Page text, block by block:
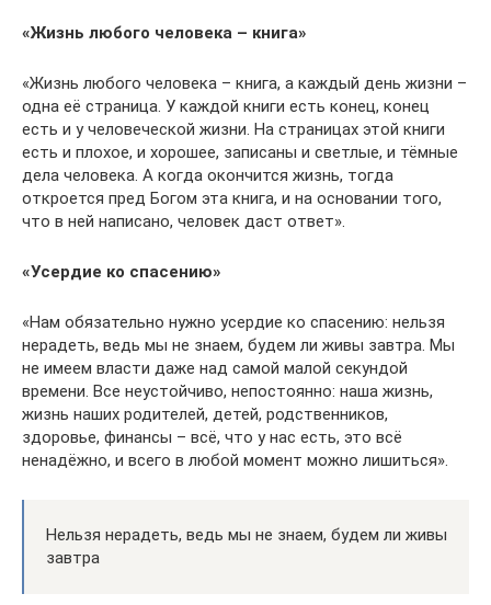
«Жизнь любого человека – книга»
«Жизнь любого человека – книга, а каждый день жизни –
одна её страница. У каждой книги есть конец, конец
есть и у человеческой жизни. На страницах этой книги
есть и плохое, и хорошее, записаны и светлые, и тёмные
дела человека. А когда окончится жизнь, тогда
откроется пред Богом эта книга, и на основании того,
что в ней написано, человек даст ответ».
«Усердие ко спасению»
«Нам обязательно нужно усердие ко спасению: нельзя
нерадеть, ведь мы не знаем, будем ли живы завтра. Мы
не имеем власти даже над самой малой секундой
времени. Все неустойчиво, непостоянно: наша жизнь,
жизнь наших родителей, детей, родственников,
здоровье, финансы – всё, что у нас есть, это всё
ненадёжно, и всего в любой момент можно лишиться».
Нельзя нерадеть, ведь мы не знаем, будем ли живы
завтра